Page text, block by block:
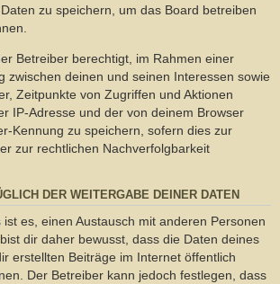
zu speichern, um das Board betreiben
Betreiber berechtigt, im Rahmen einer
zwischen deinen und seinen Interessen sowie
Zeitpunkte von Zugriffen und Aktionen
IP-Adresse und der von deinem Browser
Kennung zu speichern, sofern dies zur
zur rechtlichen Nachverfolgbarkeit
DER WEITERGABE DEINER DATEN
es, einen Austausch mit anderen Personen
dir daher bewusst, dass die Daten deines
erstellten Beiträge im Internet öffentlich
Der Betreiber kann jedoch festlegen, dass